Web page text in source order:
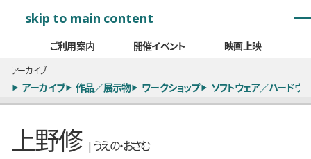
skip to main content
ご利用案内 開催イベント 映画上映
アーカイブ
アーカイブ 作品／展示物 ワークショップ ソフトウェア／ハードウ
上野修 | うえの・おさむ